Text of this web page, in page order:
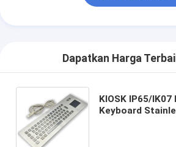
Dapatkan Harga
KIOSK IP65/
Keyboard